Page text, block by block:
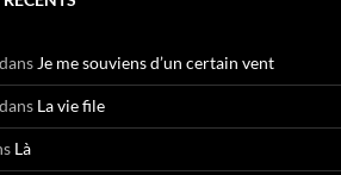
dansJe me souviens d’un certain vent
dans La vie file
Là